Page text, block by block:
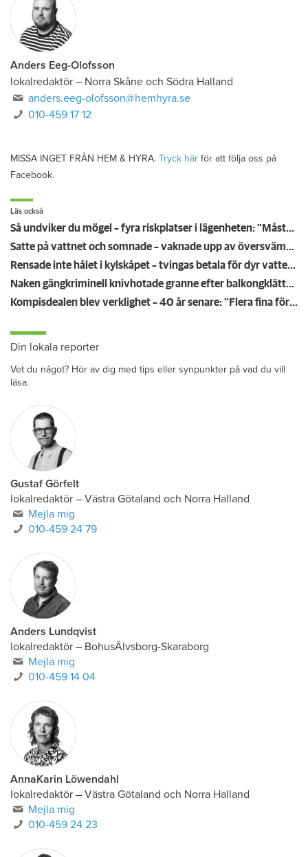
Anders Eeg-Olofsson
lokalredaktör – Norra Skåne och Södra Halland
anders.eeg-olofsson@hemhyra.se
010-459 17 12
MISSA INGET FRÅN HEM & HYRA. Tryck här för att följa oss på
Facebook.
Läs också
Så undviker du mögel – fyra riskplatser i lägenheten: ”Måste städa bort”
Satte på vattnet och somnade – vaknade upp av översvämning hos grannen
Rensade inte hålet i kylskåpet – tvingas betala för dyr vattenskada
Naken gängkriminell knivhotade granne efter balkongklättring
Kompisdealen blev verklighet – 40 år senare: "Flera fina fördelar med att dela bostad"
Din lokala reporter
Vet du något? Hör av dig med tips eller synpunkter på vad du vill
läsa.
Gustaf Görfelt
lokalredaktör – Västra Götaland och Norra Halland
Mejla mig
010-459 24 79
Anders Lundqvist
lokalredaktör – BohusÄlvsborg-Skaraborg
Mejla mig
010-459 14 04
AnnaKarin Löwendahl
lokalredaktör – Västra Götaland och Norra Halland
Mejla mig
010-459 24 23